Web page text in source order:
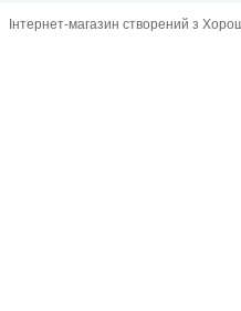
Інтернет-магазин створений з